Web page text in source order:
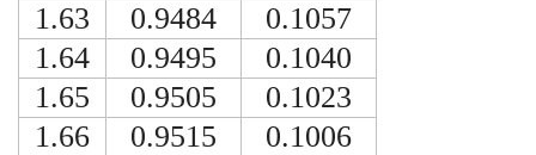
1.63
0.9484
0.1057
1.64
0.9495
0.1040
1.65
0.9505
0.1023
1.66
0.9515
0.1006